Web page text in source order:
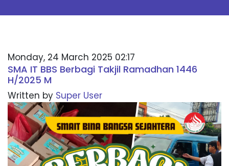
Monday, 24 March 2025 02:17
SMA IT BBS Berbagi Takjil Ramadhan 1446
H/2025 M
Written by Super User